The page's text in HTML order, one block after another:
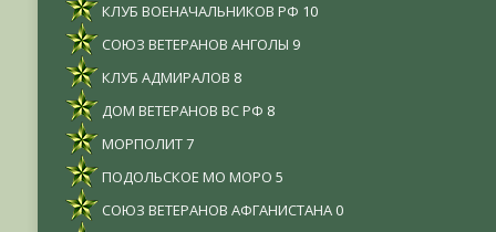
КЛУБ ВОЕНАЧАЛЬНИКОВ РФ 10
СОЮЗ ВЕТЕРАНОВ АНГОЛЫ 9
КЛУБ АДМИРАЛОВ 8
ДОМ ВЕТЕРАНОВ ВС РФ 8
МОРПОЛИТ7
ПОДОЛЬСКОЕ МО МОРО 5
СОЮЗ ВЕТЕРАНОВ АФГАНИСТАНА0